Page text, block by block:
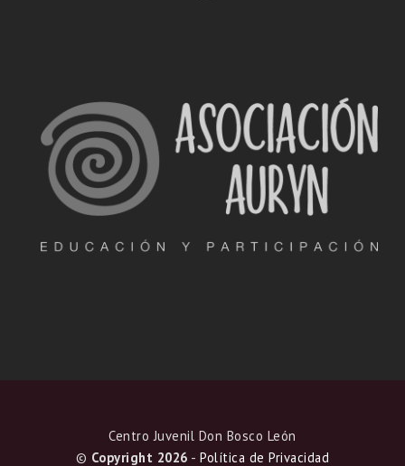
Centro Juvenil Don Bosco León
© Copyright 2026 -Política de Privacidad